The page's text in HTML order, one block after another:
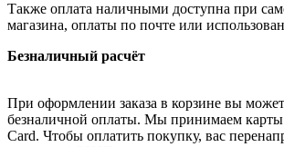
Также оплата наличными доступна при
магазина, оплаты по почте или
Безналичный расчёт
При оформлении заказа в корзине вы
безналичной оплаты. Мы принимаем карты
Card. Чтобы оплатить покупку, вас